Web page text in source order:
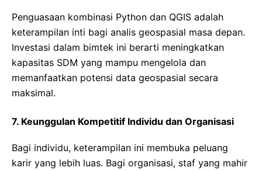
Penguasaan kombinasi Python dan QGIS adalah
keterampilan inti bagi analis geospasial masa depan.
Investasi dalam bimtek ini berarti meningkatkan
kapasitas SDM yang mampu mengelola dan
memanfaatkan potensi data geospasial secara
maksimal.
7. Keunggulan Kompetitif Individu dan Organisasi
Bagi individu, keterampilan ini membuka peluang
karir yang lebih luas. Bagi organisasi, staf yang mahir